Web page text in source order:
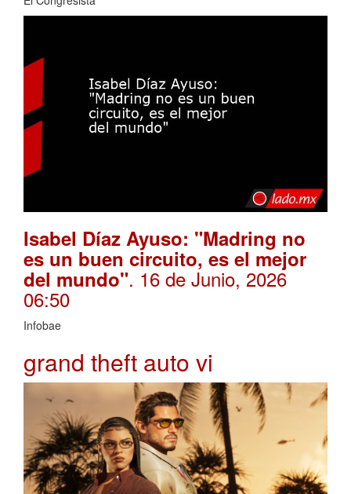
Isabel Díaz Ayuso: "Madring no
es un buen circuito, es el mejor
del mundo". 16 de Junio, 2026
06:50
Infobae
grand theft auto vi